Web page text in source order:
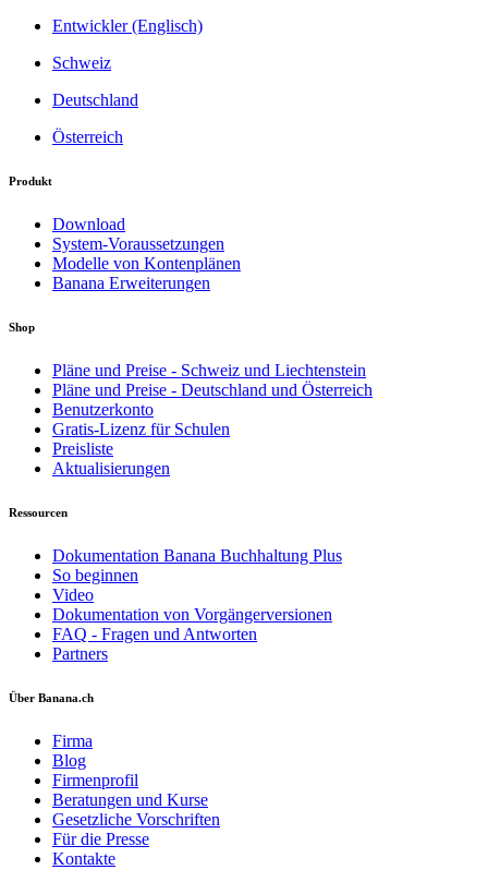
Entwickler (Englisch)
Schweiz
Deutschland
Österreich
Produkt
Download
System-Voraussetzungen
Modelle von Kontenplänen
Banana Erweiterungen
Shop
Pläne und Preise - Schweiz und Liechtenstein
Pläne und Preise - Deutschland und Österreich
Benutzerkonto
Gratis-Lizenz für Schulen
Preisliste
Aktualisierungen
Ressourcen
Dokumentation Banana Buchhaltung Plus
So beginnen
Video
Dokumentation von Vorgängerversionen
FAQ - Fragen und Antworten
Partners
Über Banana.ch
Firma
Blog
Firmenprofil
Beratungen und Kurse
Gesetzliche Vorschriften
Für die Presse
Kontakte